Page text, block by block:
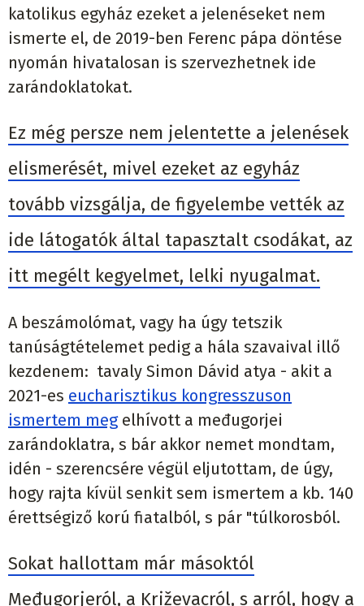
katolikus egyház ezeket a jelenéseket nem
ismerte el, de 2019-ben Ferenc pápa döntése
nyomán hivatalosan is szervezhetnek ide
zarándoklatokat.
Ez még persze nem jelentette a jelenések
elismerését, mivel ezeket az egyház
tovább vizsgálja, de figyelembe vették az
ide látogatók által tapasztalt csodákat, az
itt megélt kegyelmet, lelki nyugalmat.
A beszámolómat, vagy ha úgy tetszik
tanúságtételemet pedig a hála szavaival illő
kezdenem: tavaly Simon Dávid atya - akit a
2021-es eucharisztikus kongresszuson
ismertem megelhívott a međugorjei
zarándoklatra, s bár akkor nemet mondtam,
idén - szerencsére végül eljutottam, de úgy,
hogy rajta kívül senkit sem ismertem a kb. 140
érettségiző korú fiatalból, s pár "túlkorosból.
Sokat hallottam már másoktól
Međugorjeról, a Križevacról, s arról, hogy a